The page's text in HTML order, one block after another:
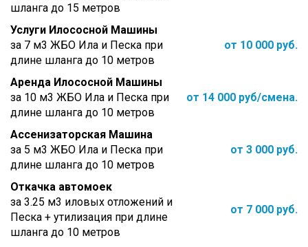
шланга до 15 метров
Услуги Илососной Машины
за 7 м3 ЖБО Ила и Песка при
длине шланга до 10 метров
от 10 000 руб.
Аренда Илососной Машины
за 10 м3 ЖБО Ила и Песка при
длине шланга до 10 метров
от 14 000 руб/смена.
Ассенизаторская Машина
за 5 м3 ЖБО Ила и Песка при
длине шланга до 10 метров
от 3 000 руб.
Откачка автомоек
за 3.25 м3 иловых отложений и
Песка + утилизация при длине
шланга до 10 метров
от 7 000 руб.